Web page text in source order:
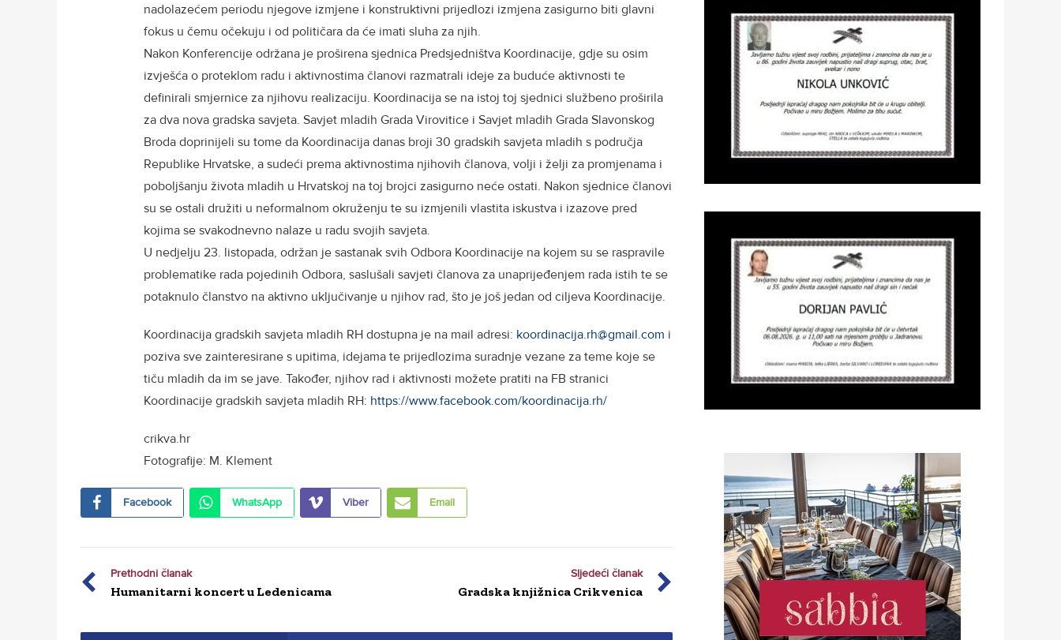
nadolazećem periodu njegove izmjene i konstruktivni prijedlozi izmjena zasigurno biti glavni
fokus u čemu očekuju i od političara da će imati sluha za njih.
Nakon Konferencije održana je proširena sjednica Predsjedništva Koordinacije, gdje su osim
izvješća o proteklom radu i aktivnostima članovi razmatrali ideje za buduće aktivnosti te
definirali smjernice za njihovu realizaciju. Koordinacija se na istoj toj sjednici službeno proširila
za dva nova gradska savjeta. Savjet mladih Grada Virovitice i Savjet mladih Grada Slavonskog
Broda doprinijeli su tome da Koordinacija danas broji 30 gradskih savjeta mladih s područja
Republike Hrvatske, a sudeći prema aktivnostima njihovih članova, volji i želji za promjenama i
poboljšanju života mladih u Hrvatskoj na toj brojci zasigurno neće ostati. Nakon sjednice članovi
su se ostali družiti u neformalnom okruženju te su izmjenili vlastita iskustva i izazove pred
kojima se svakodnevno nalaze u radu svojih savjeta.
U nedjelju 23. listopada, održan je sastanak svih Odbora Koordinacije na kojem su se raspravile
problematike rada pojedinih Odbora, saslušali savjeti članova za unaprijeđenjem rada istih te se
potaknulo članstvo na aktivno uključivanje u njihov rad, što je još jedan od ciljeva Koordinacije.
Koordinacija gradskih savjeta mladih RH dostupna je na mail adresi: koordinacija.rh@gmail.com i
poziva sve zainteresirane s upitima, idejama te prijedlozima suradnje vezane za teme koje se
tiču mladih da im se jave. Također, njihov rad i aktivnosti možete pratiti na FB stranici
Koordinacije gradskih savjeta mladih RH: https://www.facebook.com/koordinacija.rh/
crikva.hr
Fotografije: M. Klement
Facebook WhatsApp Viber Email
Prethodni članak
Humanitarni koncert u Ledenicama
Sljedeći članak
Gradska knjižnica Crikvenica